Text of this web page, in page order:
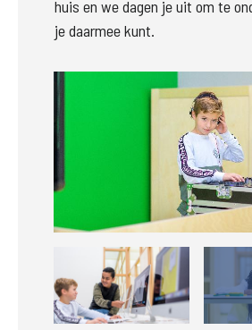
huis en we dagen je uit om te
je daarmee kunt.
Groter